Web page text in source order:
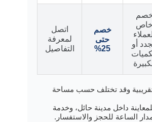
خاص
أو
خصم
حتى
25%
اتصل
لمعرفة
التفاصيل
تقريبية وقد تختلف حسب مساحة
داخل مدينة حائل، وخدمة
الساعة للحجز والاستفسار.